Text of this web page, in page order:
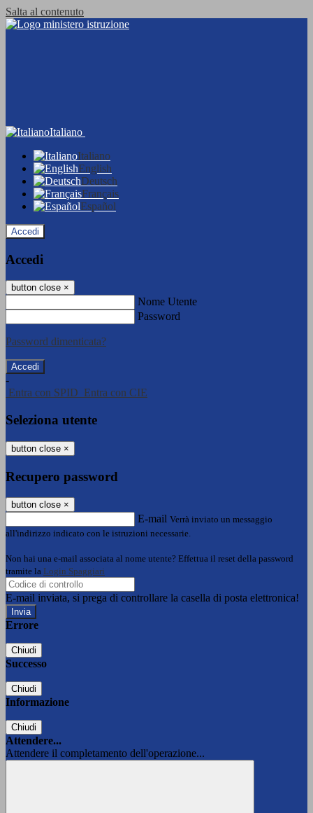
Salta al contenuto
Italiano
Italiano
English
Deutsch
Français
Español
Accedi
Accedi
button close ×
Nome Utente
Password
Password dimenticata?
-
Entra con SPID Entra con CIE
Seleziona utente
button close ×
Recupero password
button close ×
E-mail Verrà inviato un messaggio
all'indirizzo indicato con le istruzioni necessarie.
Non hai una e-mail associata al nome utente? Effettua il reset della password
tramite la Login Spaggiari
E-mail inviata, si prega di controllare la casella di posta elettronica!
Errore
Chiudi
Successo
Chiudi
Informazione
Chiudi
Attendere...
Attendere il completamento dell'operazione...